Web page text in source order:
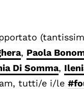
, Paola
Di Somma,
tutti/e i/le